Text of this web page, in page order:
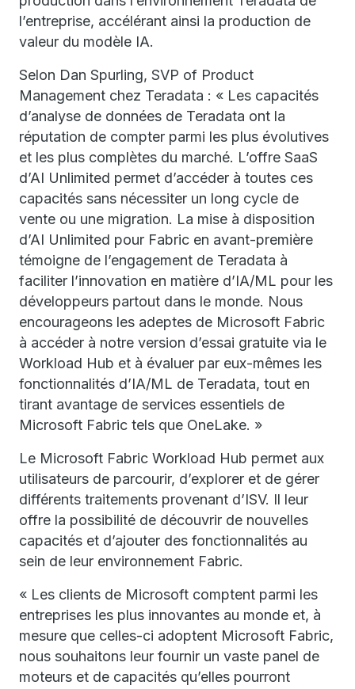
l’entreprise, accélérant ainsi la production de
valeur du modèle IA.
Selon Dan Spurling, SVP of Product
Management chez Teradata : « Les capacités
d’analyse de données de Teradata ont la
réputation de compter parmi les plus évolutives
et les plus complètes du marché. L’offre SaaS
d’AI Unlimited permet d’accéder à toutes ces
capacités sans nécessiter un long cycle de
vente ou une migration. La mise à disposition
d’AI Unlimited pour Fabric en avant-première
témoigne de l’engagement de Teradata à
faciliter l’innovation en matière d’IA/ML pour les
développeurs partout dans le monde. Nous
encourageons les adeptes de Microsoft Fabric
à accéder à notre version d’essai gratuite via le
Workload Hub et à évaluer par eux-mêmes les
fonctionnalités d’IA/ML de Teradata, tout en
tirant avantage de services essentiels de
Microsoft Fabric tels que OneLake. »
Le Microsoft Fabric Workload Hub permet aux
utilisateurs de parcourir, d’explorer et de gérer
différents traitements provenant d’ISV. Il leur
offre la possibilité de découvrir de nouvelles
capacités et d’ajouter des fonctionnalités au
sein de leur environnement Fabric.
« Les clients de Microsoft comptent parmi les
entreprises les plus innovantes au monde et, à
mesure que celles-ci adoptent Microsoft Fabric,
nous souhaitons leur fournir un vaste panel de
moteurs et de capacités qu’elles pourront